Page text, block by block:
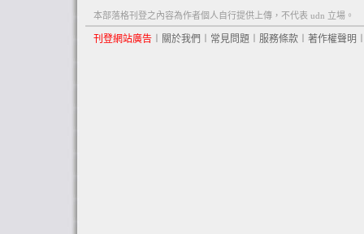
本部落格刊登之內容為作者個人自行提供上傳，不代表 udn 立場。
刊登網站廣告 關於我們 常見問題 服務條款 著作權聲明